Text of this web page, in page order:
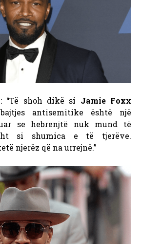
“Të shoh dikë si Jamie Foxx
antisemitike është një
se hebrenjtë nuk mund të
si shumica e të tjerëve.
njerëz që na urrejnë.”